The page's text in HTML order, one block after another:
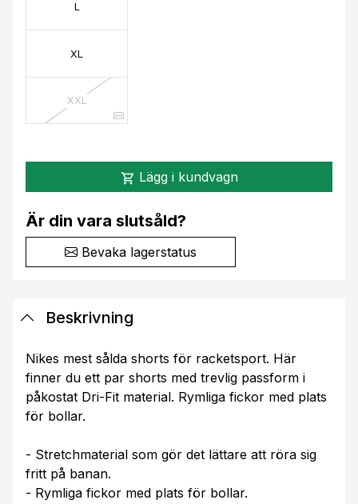
L
XL
XXL
shopping_cart Lägg i kundvagn
Är din vara slutsåld?
Bevaka lagerstatus
Beskrivning
Nikes mest sålda shorts för racketsport. Här
finner du ett par shorts med trevlig passform i
påkostat Dri-Fit material. Rymliga fickor med plats
för bollar.
- Stretchmaterial som gör det lättare att röra sig
fritt på banan.
- Rymliga fickor med plats för bollar.